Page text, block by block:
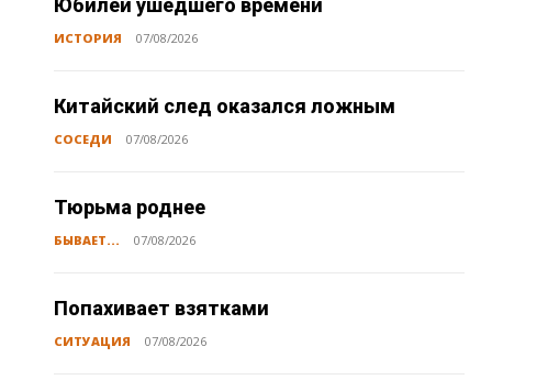
Юбилей ушедшего времени
ИСТОРИЯ 07/08/2026
Китайский след оказался ложным
СОСЕДИ 07/08/2026
Тюрьма роднее
БЫВАЕТ... 07/08/2026
Попахивает взятками
СИТУАЦИЯ 07/08/2026